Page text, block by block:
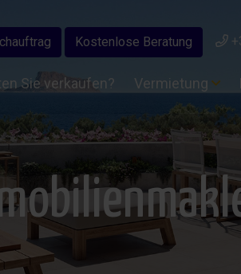
Kostenlose Beratung
Sie verkaufen? Vermietung